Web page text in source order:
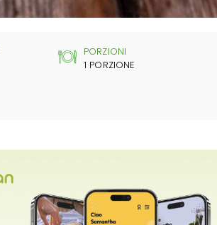
PORZIONI
1 PORZIONE